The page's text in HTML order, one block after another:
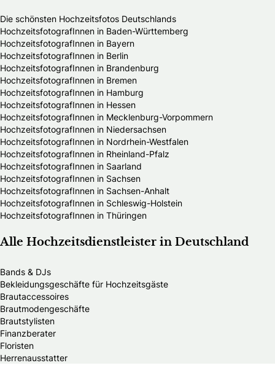
Die schönsten Hochzeitsfotos Deutschlands
HochzeitsfotografInnen in Baden-Württemberg
HochzeitsfotografInnen in Bayern
HochzeitsfotografInnen in Berlin
HochzeitsfotografInnen in Brandenburg
HochzeitsfotografInnen in Bremen
HochzeitsfotografInnen in Hamburg
HochzeitsfotografInnen in Hessen
HochzeitsfotografInnen in Mecklenburg-Vorpommern
HochzeitsfotografInnen in Niedersachsen
HochzeitsfotografInnen in Nordrhein-Westfalen
HochzeitsfotografInnen in Rheinland-Pfalz
HochzeitsfotografInnen in Saarland
HochzeitsfotografInnen in Sachsen
HochzeitsfotografInnen in Sachsen-Anhalt
HochzeitsfotografInnen in Schleswig-Holstein
HochzeitsfotografInnen in Thüringen
Alle Hochzeitsdienstleister in Deutschland
Bands & DJs
Bekleidungsgeschäfte für Hochzeitsgäste
Brautaccessoires
Brautmodengeschäfte
Brautstylisten
Finanzberater
Floristen
Herrenausstatter